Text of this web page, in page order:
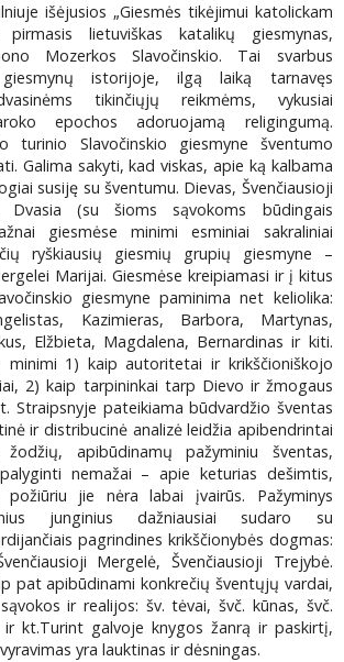
išėjusios „Giesmės tikėjimui katolickam
pirmasis lietuviškas katalikų giesmynas,
Mozerkos Slavočinskio. Tai svarbus
istorijoje, ilgą laiką tarnavęs
tikinčiųjų reikmėms, vykusiai
epochos adoruojamą religingumą.
turinio Slavočinskio giesmyne šventumo
Galima sakyti, kad viskas, apie ką kalbama
susiję su šventumu. Dievas, Švenčiausioji
Dvasia (su šioms sąvokoms būdingais
giesmėse minimi esminiai sakraliniai
ryškiausių giesmių grupių giesmyne –
Marijai. Giesmėse kreipiamasi ir į kitus
giesmyne paminima net keliolika:
Kazimieras, Barbora, Martynas,
Elžbieta, Magdalena, Bernardinas ir kiti.
minimi 1) kaip autoritetai ir krikščioniškojo
2) kaip tarpininkai tarp Dievo ir žmogaus
Straipsnyje pateikiama būdvardžio šventas
ir distribucinė analizė leidžia apibendrintai
apibūdinamų pažyminiu šventas,
nemažai – apie keturias dešimtis,
požiūriu jie nėra labai įvairūs. Pažyminys
junginius dažniausiai sudaro su
pagrindines krikščionybės dogmas:
Mergelė, Švenčiausioji Trejybė.
pat apibūdinami konkrečių šventųjų vardai,
ir realijos: šv. tėvai, švč. kūnas, švč.
ir kt.Turint galvoje knygos žanrą ir paskirtį,
yra lauktinas ir dėsningas.